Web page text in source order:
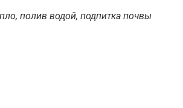
полив водой, подпитка почвы